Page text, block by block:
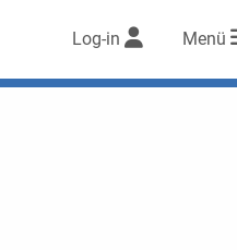
Log-in Menü